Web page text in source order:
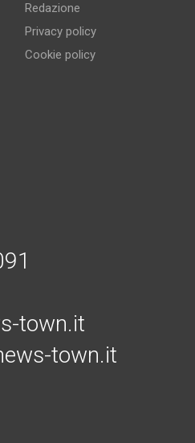
Redazione
Privacy policy
Cookie policy
town.it
town.it